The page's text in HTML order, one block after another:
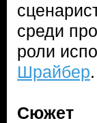
среди
роли
Шрайбер.
Сюжет